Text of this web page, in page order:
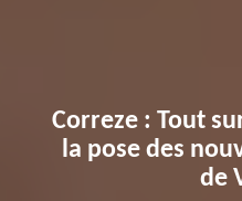
Correze : Tout
la pose des
de